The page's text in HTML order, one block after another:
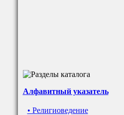
Алфавитный указатель
• Религиоведение